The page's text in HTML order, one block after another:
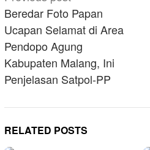
navigation
Beredar Foto Papan
Ucapan Selamat di Area
Pendopo Agung
Kabupaten Malang, Ini
Penjelasan Satpol-PP
RELATED POSTS